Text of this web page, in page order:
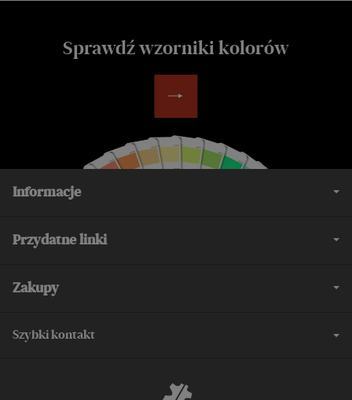
Sprawdź wzorniki kolorów
Informacje
Przydatne linki
Zakupy
Szybki kontakt